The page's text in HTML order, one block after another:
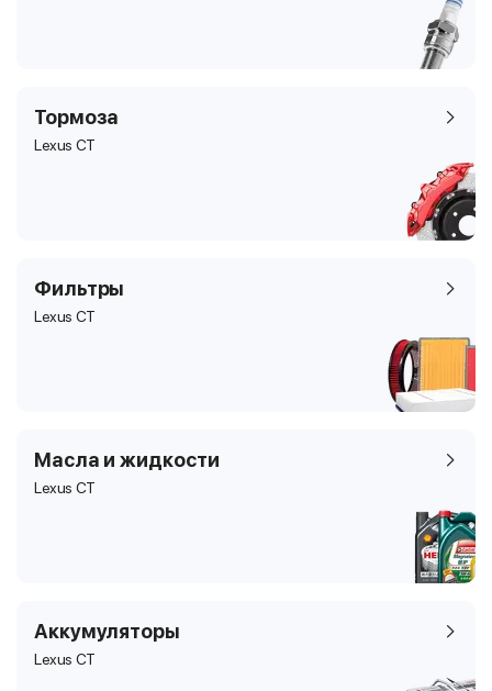
Тормоза
Lexus CT
Фильтры
Lexus CT
Масла и жидкости
Lexus CT
Аккумуляторы
Lexus CT